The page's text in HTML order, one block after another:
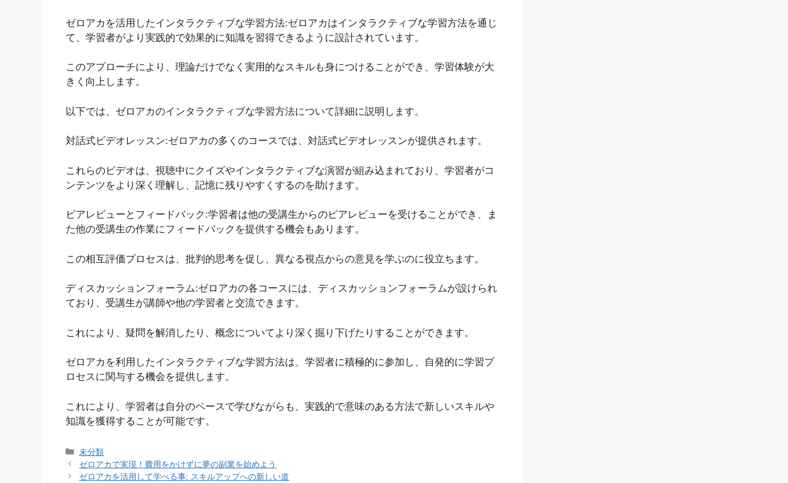
ゼロアカを活用したインタラクティブな学習方法:ゼロアカはインタラクティブな学習方法を通じ
て、学習者がより実践的で効果的に知識を習得できるように設計されています。
このアプローチにより、理論だけでなく実用的なスキルも身につけることができ、学習体験が大
きく向上します。
以下では、ゼロアカのインタラクティブな学習方法について詳細に説明します。
対話式ビデオレッスン:ゼロアカの多くのコースでは、対話式ビデオレッスンが提供されます。
これらのビデオは、視聴中にクイズやインタラクティブな演習が組み込まれており、学習者がコ
ンテンツをより深く理解し、記憶に残りやすくするのを助けます。
ピアレビューとフィードバック:学習者は他の受講生からのピアレビューを受けることができ、ま
た他の受講生の作業にフィードバックを提供する機会もあります。
この相互評価プロセスは、批判的思考を促し、異なる視点からの意見を学ぶのに役立ちます。
ディスカッションフォーラム:ゼロアカの各コースには、ディスカッションフォーラムが設けられ
ており、受講生が講師や他の学習者と交流できます。
これにより、疑問を解消したり、概念についてより深く掘り下げたりすることができます。
ゼロアカを利用したインタラクティブな学習方法は、学習者に積極的に参加し、自発的に学習プ
ロセスに関与する機会を提供します。
これにより、学習者は自分のペースで学びながらも、実践的で意味のある方法で新しいスキルや
知識を獲得することが可能です。
カ
テ
ゴ
未分類
ゼロアカで実現！費用をかけずに夢の副業を始めよう
ゼロアカを活用して学べる事: スキルアップへの新しい道